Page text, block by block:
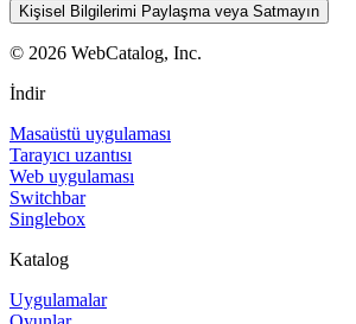
Kişisel Bilgilerimi Paylaşma veya Satmayın
© 2026 WebCatalog, Inc.
İndir
Masaüstü uygulaması
Tarayıcı uzantısı
Web uygulaması
Switchbar
Singlebox
Katalog
Uygulamalar